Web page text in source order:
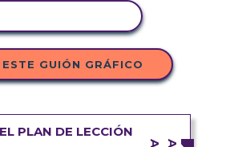
GUIÓN GRÁFICO
PLAN DE LECCIÓN